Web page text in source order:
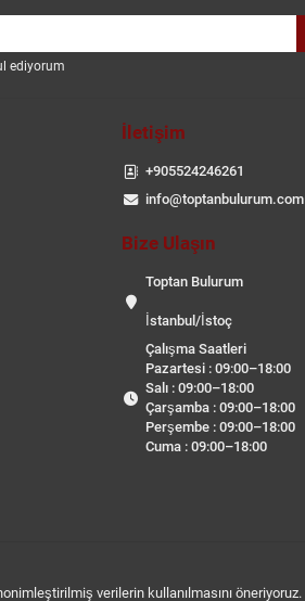
ediyorum
İletişim
+905524246261
info@toptanbulurum.com
Bize Ulaşın
Toptan Bulurum
İstanbul/İstoç
Çalışma Saatleri
Pazartesi : 09:00–18:00
Salı : 09:00–18:00
Çarşamba : 09:00–18:00
Perşembe : 09:00–18:00
Cuma : 09:00–18:00
verilerin kullanılmasını öneriyoruz.